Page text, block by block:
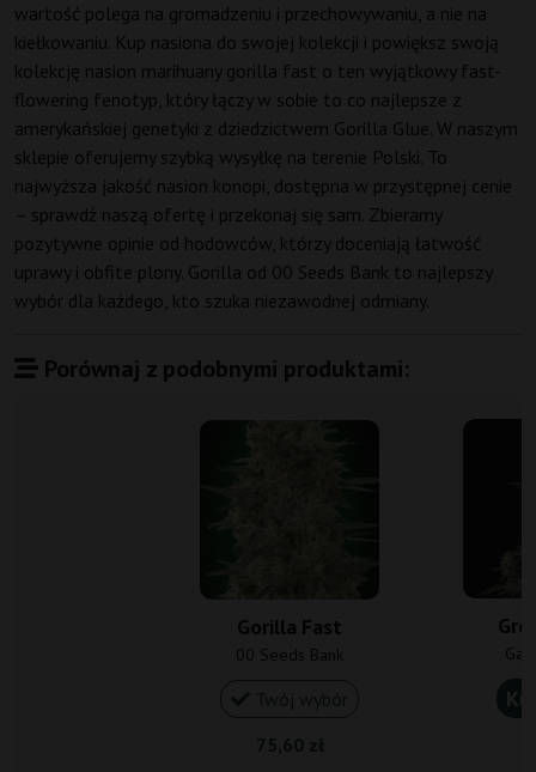
wartość polega na gromadzeniu i przechowywaniu, a nie na
kiełkowaniu. Kup nasiona do swojej kolekcji i powiększ swoją
kolekcję nasion marihuany gorilla fast o ten wyjątkowy fast-
flowering fenotyp, który łączy w sobie to co najlepsze z
amerykańskiej genetyki z dziedzictwem Gorilla Glue. W naszym
sklepie oferujemy szybką wysyłkę na terenie Polski. To
najwyższa jakość nasion konopi, dostępna w przystępnej cenie
– sprawdź naszą ofertę i przekonaj się sam. Zbieramy
pozytywne opinie od hodowców, którzy doceniają łatwość
uprawy i obfite plony. Gorilla od 00 Seeds Bank to najlepszy
wybór dla każdego, kto szuka niezawodnej odmiany.
Porównaj z podobnymi produktami:
Gorilla Fast
00 Seeds Bank